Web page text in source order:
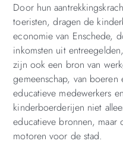
Door hun
toeristen, dragen de
economie van Enschede,
inkomsten uit
zijn ook een bron van
gemeenschap, van
educatieve medewerkers
kinderboerderijen niet
educatieve bronnen, maar
motoren voor de stad.